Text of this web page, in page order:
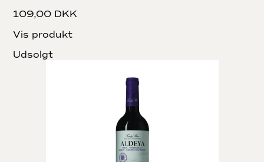
109,00 DKK
Vis produkt
Udsolgt